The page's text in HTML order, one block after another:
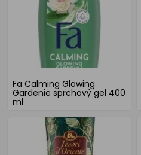
Fa Calming Glowing
Gardenie sprchový gel 400
ml